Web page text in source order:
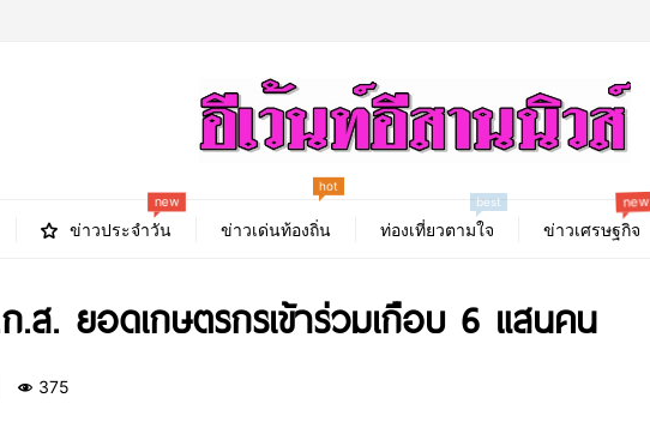
ข่าวประจำวัน
new
ข่าวเด่นท้องถิ่น
hot
ท่องเที่ยวตามใจ
best
ข่าวเศรษฐกิจ
new
ส. ยอดเกษตรกรเข้าร่วมเกือบ 6 แสนคน
375